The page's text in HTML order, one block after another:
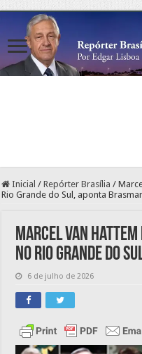
Inicial / Repórter Brasília /
Rio Grande do Sul, aponta
Marcel van Hattem
no Rio Grande do
6 de julho de 2026